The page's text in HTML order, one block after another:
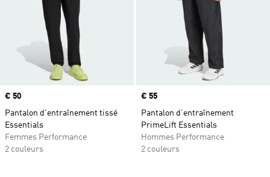
Prix
€ 50
Pantalon d'entraînement tissé
Essentials
Femmes Performance
2 couleurs
Prix
€ 55
Pantalon d’entraînement
PrimeLift Essentials
Hommes Performance
2 couleurs